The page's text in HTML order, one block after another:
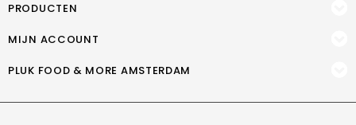
PRODUCTEN
MIJN ACCOUNT
PLUK FOOD & MORE AMSTERDAM